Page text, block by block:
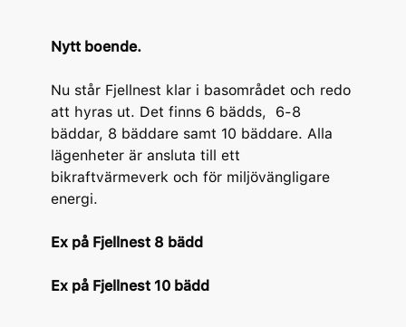
Nytt boende.
Nu står Fjellnest klar i basområdet och redo
att hyras ut. Det finns 6 bädds, 6-8
bäddar, 8 bäddare samt 10 bäddare. Alla
lägenheter är ansluta till ett
bikraftvärmeverk och för miljövängligare
energi.
Ex på Fjellnest 8 bädd
Ex på Fjellnest 10 bädd